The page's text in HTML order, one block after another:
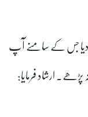
جس کے سامنے آپ
ارشاد فرمایا: